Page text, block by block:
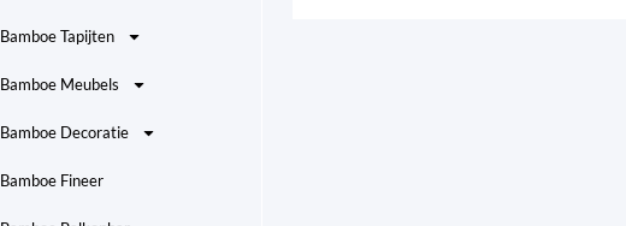
Bamboe Tapijten
Bamboe Meubels
Bamboe Decoratie
Bamboe Fineer